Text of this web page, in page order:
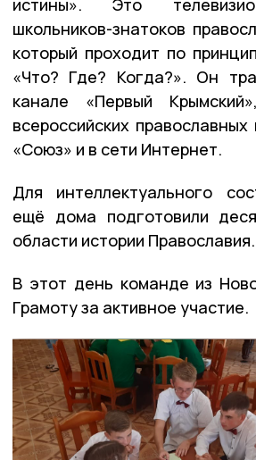
истины». Это
школьников-знатоков
который проходит по
«Что? Где? Когда?». Он
канале «Первый
всероссийских
«Союз» и в сети Интернет.
Для интеллектуального
ещё дома подготовили
области истории Православия.
В этот день команде из
Грамоту за активное участие.